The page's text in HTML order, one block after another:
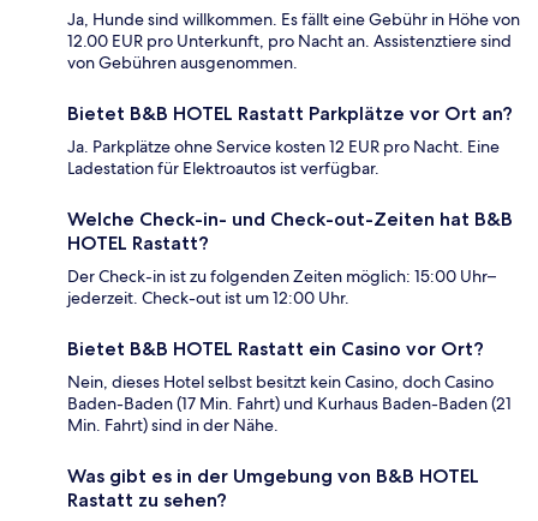
Ja, Hunde sind willkommen. Es fällt eine Gebühr in Höhe von
12.00 EUR pro Unterkunft, pro Nacht an. Assistenztiere sind
von Gebühren ausgenommen.
Bietet B&B HOTEL Rastatt Parkplätze vor Ort an?
Ja. Parkplätze ohne Service kosten 12 EUR pro Nacht. Eine
Ladestation für Elektroautos ist verfügbar.
Welche Check-in- und Check-out-Zeiten hat B&B
HOTEL Rastatt?
Der Check-in ist zu folgenden Zeiten möglich: 15:00 Uhr–
jederzeit. Check-out ist um 12:00 Uhr.
Bietet B&B HOTEL Rastatt ein Casino vor Ort?
Nein, dieses Hotel selbst besitzt kein Casino, doch Casino
Baden-Baden (17 Min. Fahrt) und Kurhaus Baden-Baden (21
Min. Fahrt) sind in der Nähe.
Was gibt es in der Umgebung von B&B HOTEL
Rastatt zu sehen?